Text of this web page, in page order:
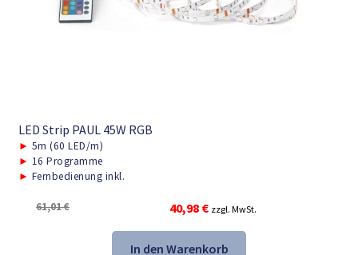
LED Strip PAUL 45W RGB
► 5m (60 LED/m)
► 16 Programme
► Fernbedienung inkl.
61,01€
Ursprünglicher
Preis
war:
40,98 €Aktueller
Preis
ist:
zzgl. MwSt.
In den Warenkorb